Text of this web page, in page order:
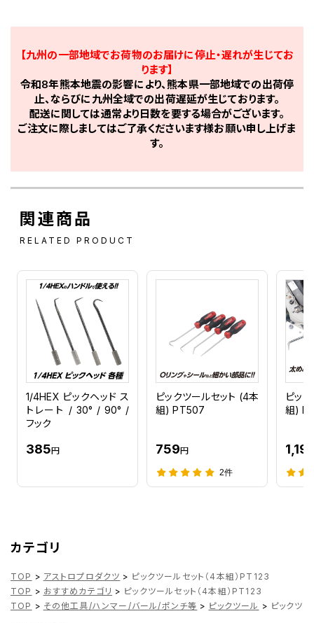
【九州の一部地域でお荷物のお届けに停止・遅れが生じてお
ります】
令和8年熊本地震の影響により、熊本県一部地域での出荷停
止、ならびに九州全域での出荷遅延が生じております。
配送に関しては通常より日数を要する場合がございます。
ご注文に際しましてはご了承くださいます様お願い申し上げま
す。
関連商品
RELATED PRODUCT
1/4HEX ピックヘッド ス
トレート / 30° / 90° /
フック
385円
ピックツールセット (4本
組) PT507
759円
2件
ピッ
組)
カテゴリ
TOP > アストロプロダクツ > ピックツールセット（4本組）PT123
TOP > おすすめカテゴリ > ピックツールセット（4本組）PT123
TOP > その他工具/ハンマー/バール/ポンチ等 > ピックツール > ピックツ